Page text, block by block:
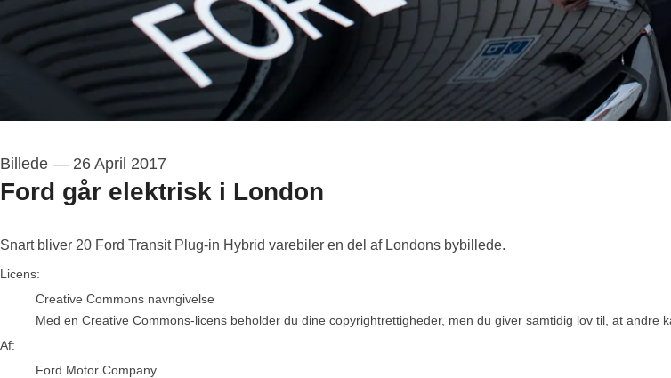
Billede — 26 April 2017
Ford går elektrisk i London
Snart bliver 20 Ford Transit Plug-in Hybrid varebiler en del af Londons bybillede.
Ford Motor Company
Licens:
Creative Commons navngivelse
Med en Creative Commons-licens beholder du dine copyrightrettigheder, men du giver samtidig lov til, at
Af:
Ford Motor Company